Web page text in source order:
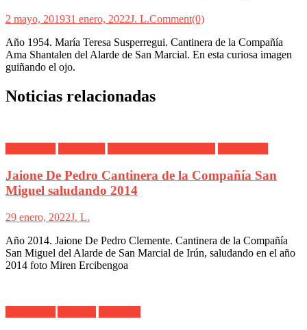
2 mayo, 201931 enero, 2022J. L.Comment(0)
Año 1954. María Teresa Susperregui. Cantinera de la Compañía
Ama Shantalen del Alarde de San Marcial. En esta curiosa imagen
guiñando el ojo.
Noticias relacionadas
Jaione De Pedro Cantinera de la Compañía San
Miguel saludando 2014
29 enero, 2022J. L.
Año 2014. Jaione De Pedro Clemente. Cantinera de la Compañía
San Miguel del Alarde de San Marcial de Irún, saludando en el año
2014 foto Miren Ercibengoa